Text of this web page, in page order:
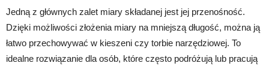
Jedną z głównych zalet miary składanej jest jej przenośność.
Dzięki możliwości złożenia miary na mniejszą długość, można ją
łatwo przechowywać w kieszeni czy torbie narzędziowej. To
idealne rozwiązanie dla osób, które często podróżują lub pracują